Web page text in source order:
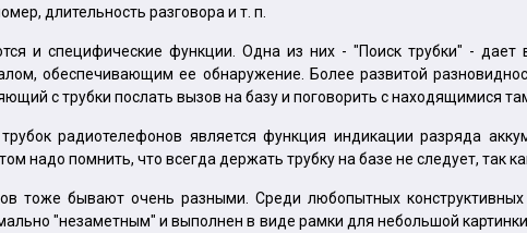
длительность разговора и т. п.
и специфические функции. Одна из них - "Поиск трубки" -
обеспечивающим ее обнаружение. Более развитой
с трубки послать вызов на базу и поговорить с находящимися
радиотелефонов является функция индикации разряда
надо помнить, что всегда держать трубку на базе не следует, так
тоже бывают очень разными. Среди любопытных
"незаметным" и выполнен в виде рамки для небольшой